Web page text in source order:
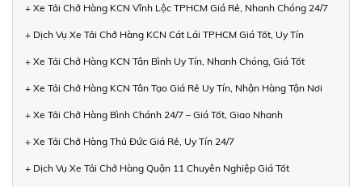
+ Xe Tải Chở Hàng KCN Vĩnh Lộc TPHCM Giá Rẻ, Nhanh Chóng 24/7
+ Dịch Vụ Xe Tải Chở Hàng KCN Cát Lái TPHCM Giá Tốt, Uy Tín
+ Xe Tải Chở Hàng KCN Tân Bình Uy Tín, Nhanh Chóng, Giá Tốt
+ Xe Tải Chở Hàng KCN Tân Tạo Giá Rẻ Uy Tín, Nhận Hàng Tận Nơi
+ Xe Tải Chở Hàng Bình Chánh 24/7 – Giá Tốt, Giao Nhanh
+ Xe Tải Chở Hàng Thủ Đức Giá Rẻ, Uy Tín 24/7
+ Dịch Vụ Xe Tải Chở Hàng Quận 11 Chuyên Nghiệp Giá Tốt